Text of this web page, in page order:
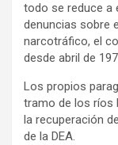
todo se reduce a
denun­cias sobre
nar­co­trá­fico, el
desde abril de
Los pro­pios
tramo de los ríos
la recu­pe­ra­ción
de la DEA.